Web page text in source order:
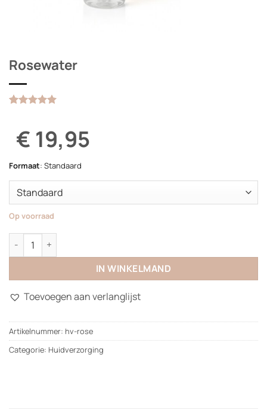
Rosewater
gebaseerd
op
klantbeoordeling
€ 19,95
Formaat: Standaard
Op voorraad
Rosewater aantal
IN WINKELMAND
Toevoegen aan verlanglijst
Artikelnummer: hv-rose
Categorie: Huidverzorging